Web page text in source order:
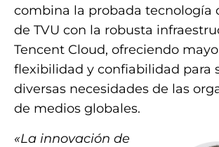
combina la probada tecnología
de TVU con la robusta
Tencent Cloud, ofreciendo
flexibilidad y confiabilidad para
diversas necesidades de las
de medios globales.
«La innovación de